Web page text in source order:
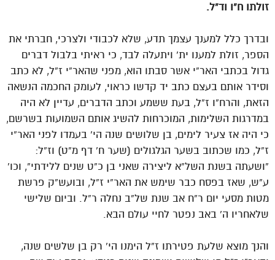
זולתו ח”ו וד”ל.
ובדרך כלל למענך עצמך תדע, שלא לכבודי ולצרכי, חברתי את
הספר, זולת למענו ית’ ויתעלה לבד, כי ראיתי בלבול דברים
גדול בכתבי האר”י אשר סבתו הוא, מפני שהאר”י ז”ל, לא כתב
וסידר אותם בעצם כתב יד קדשו כראוי, לעומק החכמה הנשאה
הזאת, והרח”ו ז”ל, בעת ששמע וכתב הדברים, עדיין לא היה
במדרגות השלימות, המוכרחות להשיג אותם השמועות בשרשם,
כי היה אז צעיר לימים, בן שלושים שנה הי’ בעמדו לפני האר”י
ז”ל, כמו שכתוב בשער הגלגולים (שער ח’ דף מ”ט) וז”ל:
“ושעתה בשנת השל”א ליצירה שאני בן כ”ט שנים ללידתי”, וכו’
ע”ש, שאז בפסח כבר שימש את האר”י ז”ל, ובועש”ק פרשת
מטות מסעי יום ר”ח אב שנת של”ב נחלה ר”ל. וביום שלישי
שלאחריו ה’ באב נפטר לחיי עולם הבא.
והנך מוצא שלעת פטירתו ז”ל הימנו הי’ רק בן שלשים שנה,